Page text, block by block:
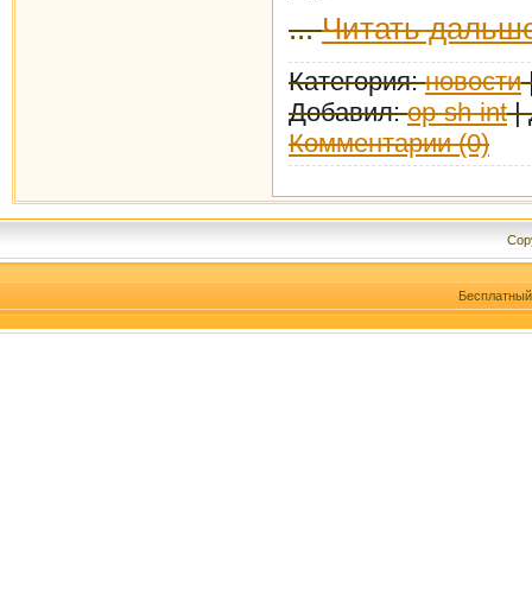
...Читать
Категория: новости
Добавил: op-sh-int |
Комментарии (0)